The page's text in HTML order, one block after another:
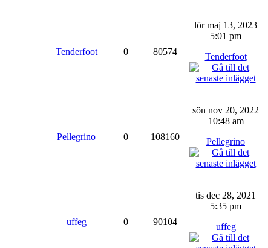
Tenderfoot 0 80574
lör maj 13, 2023
5:01 pm
Tenderfoot
Pellegrino 0 108160
sön nov 20, 2022
10:48 am
Pellegrino
uffeg 0 90104
tis dec 28, 2021
5:35 pm
uffeg